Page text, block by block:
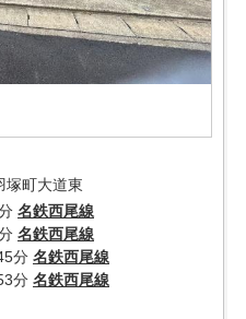
塚町大道東
名鉄西尾線
名鉄西尾線
分 名鉄西尾線
分 名鉄西尾線